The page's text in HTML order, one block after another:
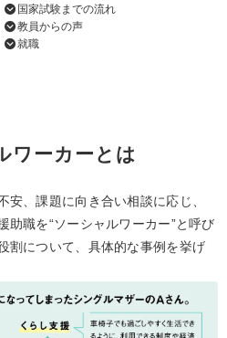
国家試験までの流れ
教員からの声
就職
ワーカーとは
安、課題に向き合い相談に応じ、
助職を“ソーシャルワーカー”と呼び
割について、具体的な事例を挙げ